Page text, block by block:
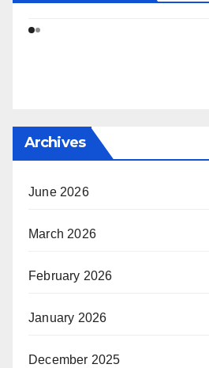
Archives
June 2026
March 2026
February 2026
January 2026
December 2025